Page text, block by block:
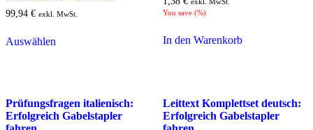
99,94 € exkl. MwSt.
Auswählen
You save (%)
In den Warenkorb
Prüfungsfragen italienisch:
Erfolgreich Gabelstapler
Leittext Komplettset deutsch:
Erfolgreich Gabelstapler